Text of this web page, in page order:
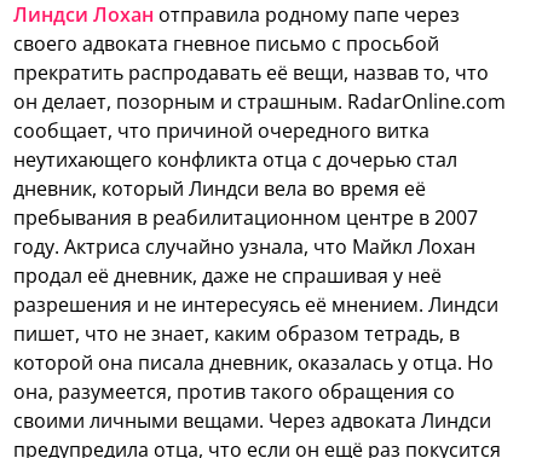
Линдси Лохан отправила родному папе через
своего адвоката гневное письмо с просьбой
прекратить распродавать её вещи, назвав то, что
он делает, позорным и страшным. RadarOnline.com
сообщает, что причиной очередного витка
неутихающего конфликта отца с дочерью стал
дневник, который Линдси вела во время её
пребывания в реабилитационном центре в 2007
году. Актриса случайно узнала, что Майкл Лохан
продал её дневник, даже не спрашивая у неё
разрешения и не интересуясь её мнением. Линдси
пишет, что не знает, каким образом тетрадь, в
которой она писала дневник, оказалась у отца. Но
она, разумеется, против такого обращения со
своими личными вещами. Через адвоката Линдси
предупредила отца, что если он ещё раз покусится